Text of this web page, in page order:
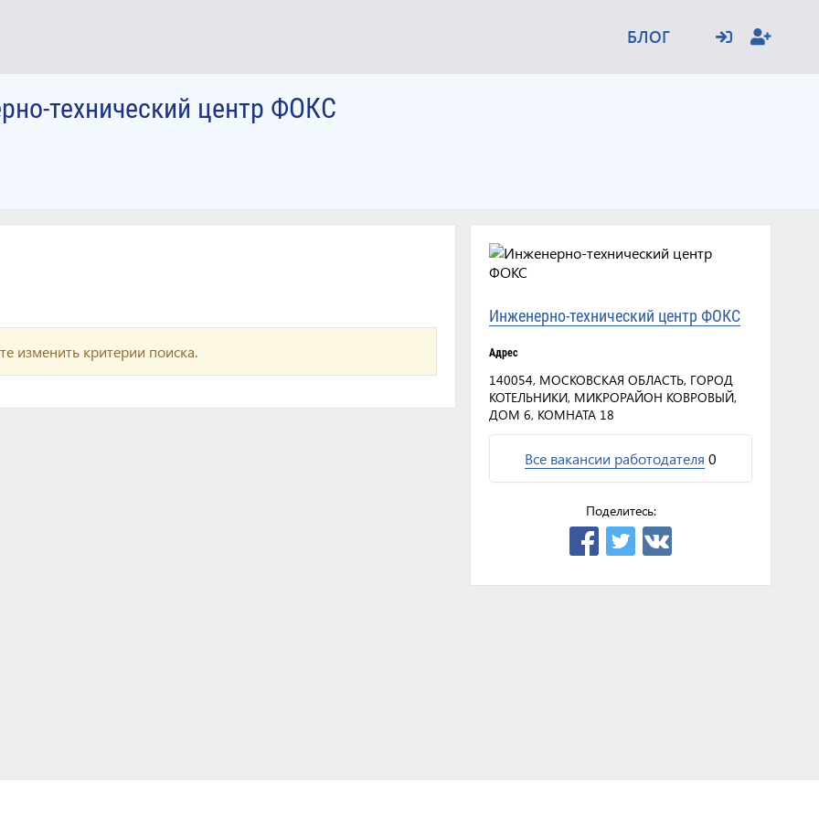
БЛОГ
технический центр ФОКС
изменить критерии поиска.
Инженерно-технический центр ФОКС
Адрес
140054, МОСКОВСКАЯ ОБЛАСТЬ, ГОРОД
КОТЕЛЬНИКИ, МИКРОРАЙОН КОВРОВЫЙ,
ДОМ 6, КОМНАТА 18
Все вакансии работодателя 0
Поделитесь: